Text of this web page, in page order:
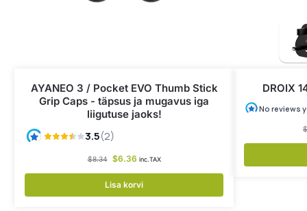
AYANEO 3 / Pocket EVO Thumb Stick
Grip Caps - täpsus ja mugavus iga
liigutuse jaoks!
$8.34 $6.36 inc.TAX
Lisa korvi
DROIX
$